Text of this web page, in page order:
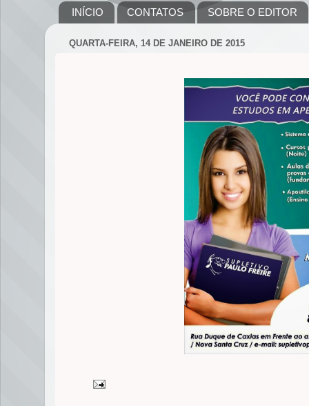
INÍCIO CONTATOS SOBRE O EDITOR
QUARTA-FEIRA, 14 DE JANEIRO DE 2015